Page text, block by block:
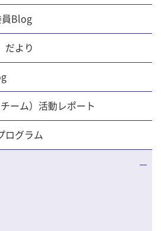
員Blog
だより
ーム）活動レポート
ログラム